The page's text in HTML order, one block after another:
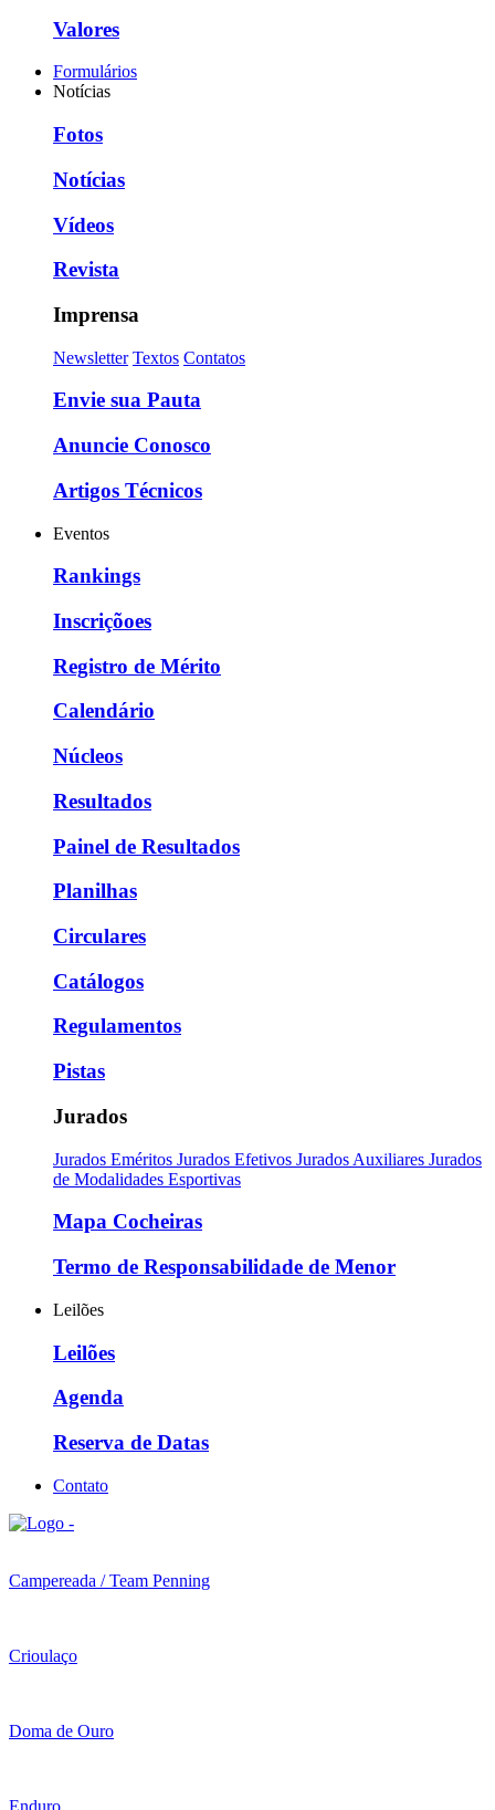
Valores
Formulários
Notícias
Fotos
Notícias
Vídeos
Revista
Imprensa
Newsletter Textos Contatos
Envie sua Pauta
Anuncie Conosco
Artigos Técnicos
Eventos
Rankings
Inscriçõoes
Registro de Mérito
Calendário
Núcleos
Resultados
Painel de Resultados
Planilhas
Circulares
Catálogos
Regulamentos
Pistas
Jurados
Jurados Eméritos Jurados Efetivos Jurados Auxiliares Jurados
de Modalidades Esportivas
Mapa Cocheiras
Termo de Responsabilidade de Menor
Leilões
Leilões
Agenda
Reserva de Datas
Contato
Campereada / Team Penning
Crioulaço
Doma de Ouro
Enduro